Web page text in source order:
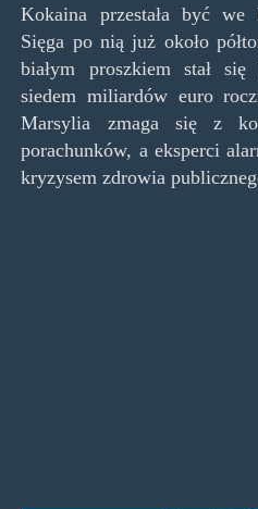
Kokaina przestała być
Sięga po nią już około
białym proszkiem stał
siedem miliardów euro
Marsylia zmaga się z
porachunków, a eksperci
kryzysem zdrowia